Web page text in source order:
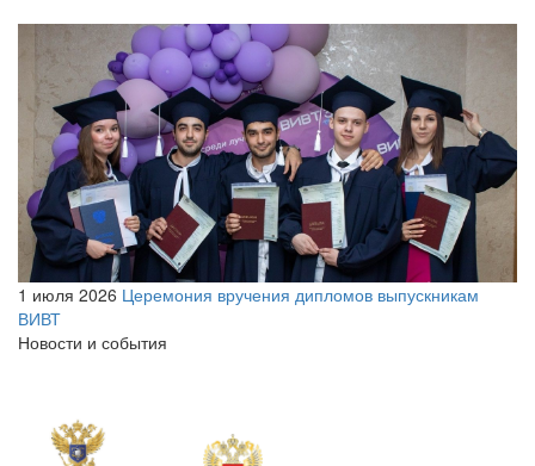
1 июля 2026 Церемония вручения дипломов выпускникам
ВИВТ
Новости и события